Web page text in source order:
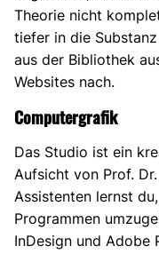
Theorie nicht
tiefer in die
aus der Bibliothek
Websites nach.
Computergrafik
Das Studio ist ein
Aufsicht von Prof.
Assistenten lernst
Programmen
InDesign und Adobe